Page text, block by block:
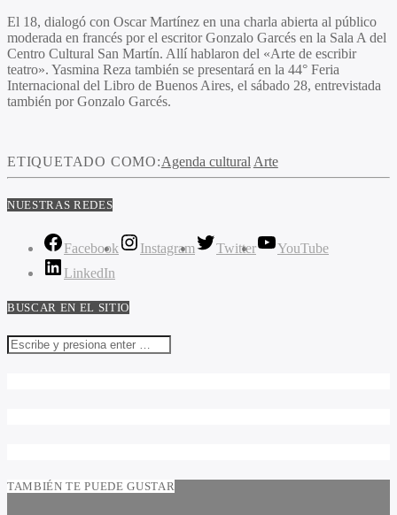
El 18, dialogó con Oscar Martínez en una charla abierta al público
moderada en francés por el escritor Gonzalo Garcés en la Sala A del
Centro Cultural San Martín. Allí hablaron del «Arte de escribir
teatro». Yasmina Reza también se presentará en la 44° Feria
Internacional del Libro de Buenos Aires, el sábado 28, entrevistada
también por Gonzalo Garcés.
ETIQUETADO COMO:Agenda cultural Arte
NUESTRAS REDES
Facebook Instagram Twitter
YouTube
LinkedIn
BUSCAR EN EL SITIO
TAMBIÉN TE PUEDE GUSTAR